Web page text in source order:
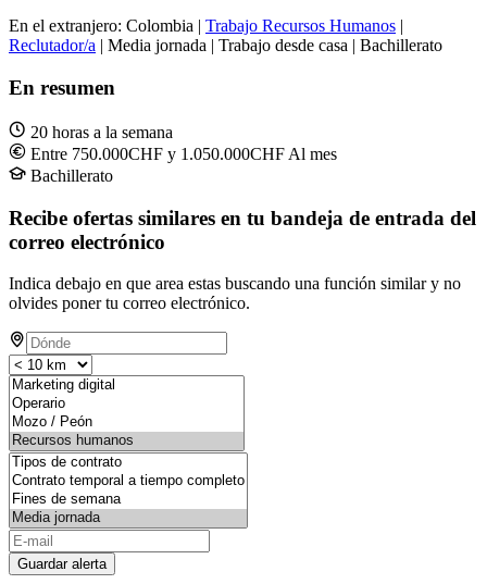
En el extranjero: Colombia | Trabajo Recursos Humanos |
Reclutador/a | Media jornada | Trabajo desde casa | Bachillerato
En resumen
20 horas a la semana
Entre 750.000CHF y 1.050.000CHF Al mes
Bachillerato
Recibe ofertas similares en tu bandeja de entrada del
correo electrónico
Indica debajo en que area estas buscando una función similar y no
olvides poner tu correo electrónico.
Guardar alerta